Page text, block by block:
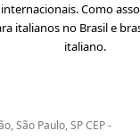
Como
italianos no Brasil e
italiano.
São Paulo, SP CEP -